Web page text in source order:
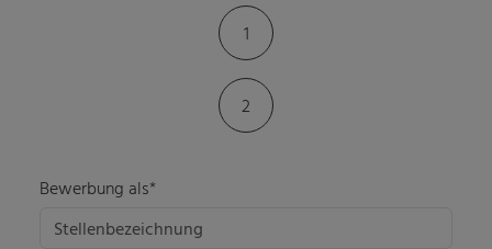
Kontaktformular-Fortschritt
1
2
Bewerbung als*